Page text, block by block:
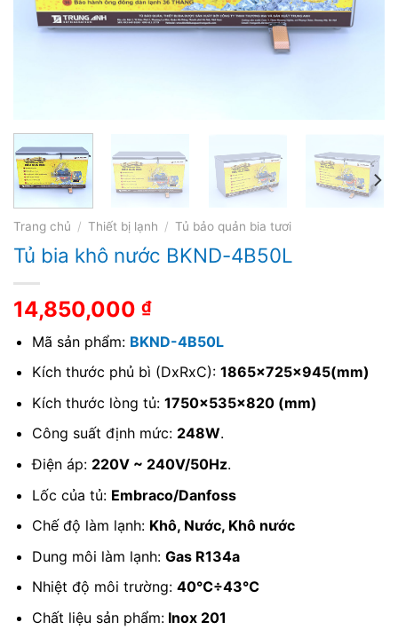
Trang chủ / Thiết bị lạnh / Tủ bảo quản bia tươi
Tủ bia khô nước BKND-4B50L
14,850,000 ₫
Mã sản phẩm: BKND-4B50L
Kích thước phủ bì (DxRxC): 1865x725x945(mm)
Kích thước lòng tủ: 1750x535x820 (mm)
Công suất định mức: 248W.
Điện áp: 220V ~ 240V/50Hz.
Lốc của tủ: Embraco/Danfoss
Chế độ làm lạnh: Khô, Nước, Khô nước
Dung môi làm lạnh: Gas R134a
Nhiệt độ môi trường: 40℃÷43℃
Chất liệu sản phẩm:Inox 201